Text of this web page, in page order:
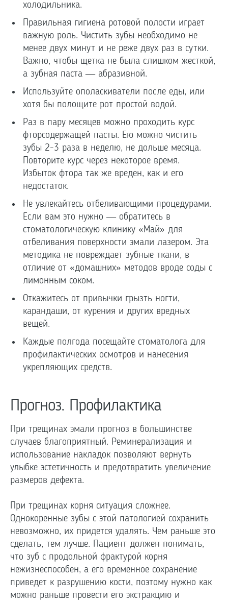
холодильника.
Правильная гигиена ротовой полости играет
важную роль. Чистить зубы необходимо не
менее двух минут и не реже двух раз в сутки.
Важно, чтобы щетка не была слишком жесткой,
а зубная паста — абразивной.
Используйте ополаскиватели после еды, или
хотя бы полощите рот простой водой.
Раз в пару месяцев можно проходить курс
фторсодержащей пасты. Ею можно чистить
зубы 2-3 раза в неделю, не дольше месяца.
Повторите курс через некоторое время.
Избыток фтора так же вреден, как и его
недостаток.
Не увлекайтесь отбеливающими процедурами.
Если вам это нужно — обратитесь в
стоматологическую клинику «Май» для
отбеливания поверхности эмали лазером. Эта
методика не повреждает зубные ткани, в
отличие от «домашних» методов вроде соды с
лимонным соком.
Откажитесь от привычки грызть ногти,
карандаши, от курения и других вредных
вещей.
Каждые полгода посещайте стоматолога для
профилактических осмотров и нанесения
укрепляющих средств.
Прогноз. Профилактика
При трещинах эмали прогноз в большинстве
случаев благоприятный. Реминерализация и
использование накладок позволяют вернуть
улыбке эстетичность и предотвратить увеличение
размеров дефекта.
При трещинах корня ситуация сложнее.
Однокоренные зубы с этой патологией сохранить
невозможно, их придется удалять. Чем раньше это
сделать, тем лучше. Пациент должен понимать,
что зуб с продольной фрактурой корня
нежизнеспособен, а его временное сохранение
приведет к разрушению кости, поэтому нужно как
можно раньше провести его экстракцию и